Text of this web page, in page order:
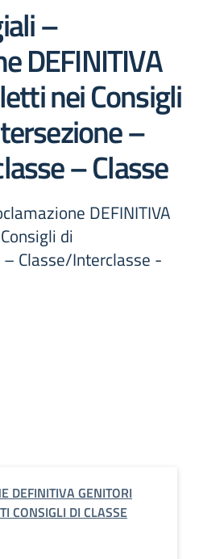
–
DEFINITIVA
nei Consigli
–
– Classe
DEFINITIVA
di
Classe/Interclasse -
DEFINITIVA GENITORI
CONSIGLI DI CLASSE